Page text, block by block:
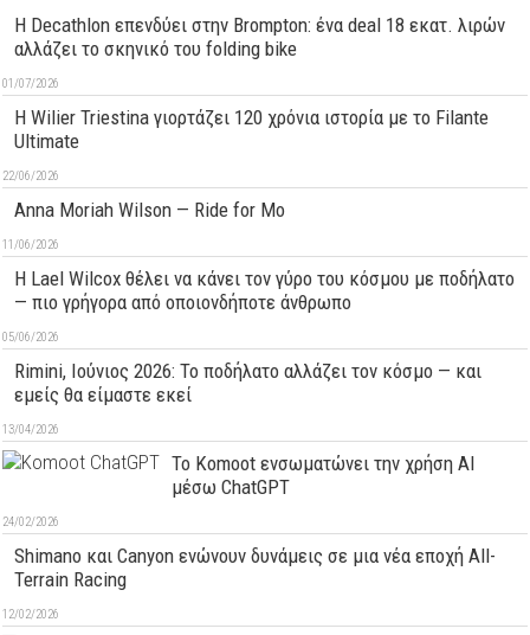
Η Decathlon επενδύει στην Brompton: ένα deal 18 εκατ. λιρών
αλλάζει το σκηνικό του folding bike
01/07/2026
H Wilier Triestina γιορτάζει 120 χρόνια ιστορία με το Filante
Ultimate
22/06/2026
Anna Moriah Wilson — Ride for Mo
11/06/2026
Η Lael Wilcox θέλει να κάνει τον γύρο του κόσμου με ποδήλατο
— πιο γρήγορα από οποιονδήποτε άνθρωπο
05/06/2026
Rimini, Ιούνιος 2026: Το ποδήλατο αλλάζει τον κόσμο — και
εμείς θα είμαστε εκεί
13/04/2026
Το Komoot ενσωματώνει την χρήση AI
μέσω ChatGPT
24/02/2026
Shimano και Canyon ενώνουν δυνάμεις σε μια νέα εποχή All-
Terrain Racing
12/02/2026